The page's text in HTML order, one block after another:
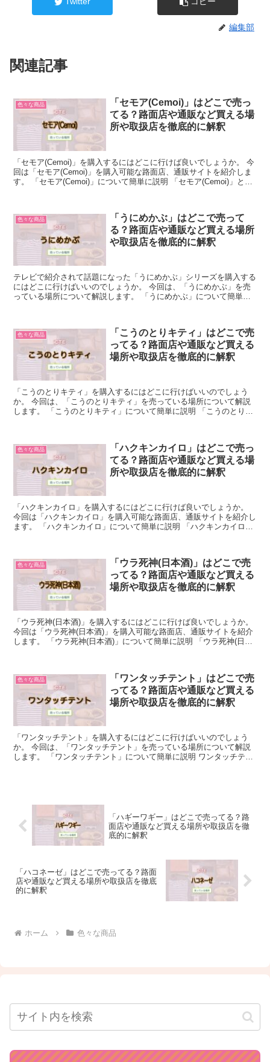
編集部
関連記事
色々な商品
「セモア(Cemoi)」はどこで売っ
てる？路面店や通販など買える場
所や取扱店を徹底的に解釈
「セモア(Cemoi)」を購入するにはどこに行けば良いでしょうか。 今
回は「セモア(Cemoi)」を購入可能な路面店、通販サイトを紹介しま
す。 「セモア(Cemoi)」について簡単に説明 「セモア(Cemoi)」と
色々な商品
「うにめかぶ」はどこで売って
る？路面店や通販など買える場所
や取扱店を徹底的に解釈
テレビで紹介されて話題になった「うにめかぶ」シリーズを購入する
にはどこに行けばいいのでしょうか。 今回は、「うにめかぶ」を売
っている場所について解説します。 「うにめかぶ」について簡単に
色々な商品
「こうのとりキティ」はどこで売
ってる？路面店や通販など買える
場所や取扱店を徹底的に解釈
「こうのとりキティ」を購入するにはどこに行けばいいのでしょう
か。 今回は、「こうのとりキティ」を売っている場所について解説
します。 「こうのとりキティ」について簡単に説明 「こうのとりキ
色々な商品
「ハクキンカイロ」はどこで売っ
てる？路面店や通販など買える場
所や取扱店を徹底的に解釈
「ハクキンカイロ」を購入するにはどこに行けば良いでしょうか。
今回は「ハクキンカイロ」を購入可能な路面店、通販サイトを紹介し
ます。 「ハクキンカイロ」について簡単に説明 「ハクキンカイロ」
色々な商品
「ウラ死神(日本酒)」はどこで売
ってる？路面店や通販など買える
場所や取扱店を徹底的に解釈
「ウラ死神(日本酒)」を購入するにはどこに行けば良いでしょうか。
今回は「ウラ死神(日本酒)」を購入可能な路面店、通販サイトを紹介
します。 「ウラ死神(日本酒)」について簡単に説明 「ウラ死神(日本
色々な商品
「ワンタッチテント」はどこで売
ってる？路面店や通販など買える
場所や取扱店を徹底的に解釈
「ワンタッチテント」を購入するにはどこに行けばいいのでしょう
か。 今回は、「ワンタッチテント」を売っている場所について解説
します。 「ワンタッチテント」について簡単に説明 ワンタッチテン
「ハギーワギー」はどこで売ってる？路
面店や通販など買える場所や取扱店を徹
底的に解釈
「ハコネーゼ」はどこで売ってる？路面
店や通販など買える場所や取扱店を徹底
的に解釈
ホーム 色々な商品